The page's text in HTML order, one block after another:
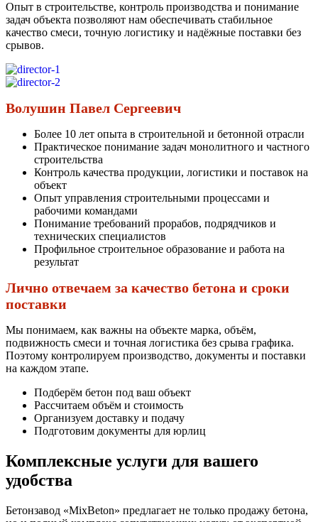
Опыт в строительстве, контроль производства и понимание
задач объекта позволяют нам обеспечивать стабильное
качество смеси, точную логистику и надёжные поставки без
срывов.
Волушин Павел Сергеевич
Более 10 лет опыта в строительной и бетонной отрасли
Практическое понимание задач монолитного и частного
строительства
Контроль качества продукции, логистики и поставок на
объект
Опыт управления строительными процессами и
рабочими командами
Понимание требований прорабов, подрядчиков и
технических специалистов
Профильное строительное образование и работа на
результат
Лично отвечаем за качество бетона и сроки
поставки
Мы понимаем, как важны на объекте марка, объём,
подвижность смеси и точная логистика без срыва графика.
Поэтому контролируем производство, документы и поставки
на каждом этапе.
Подберём бетон под ваш объект
Рассчитаем объём и стоимость
Организуем доставку и подачу
Подготовим документы для юрлиц
Комплексные услуги для вашего
удобства
Бетонзавод «MixBeton» предлагает не только продажу бетона,